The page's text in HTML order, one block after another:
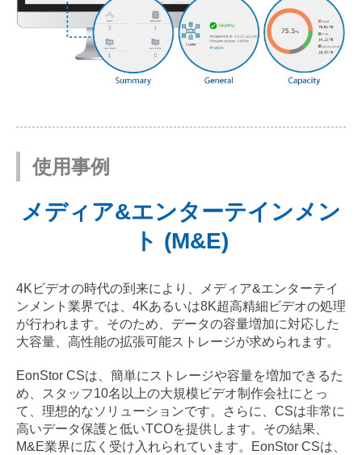
使用事例
メディア&エンターテインメン
ト (M&E)
4Kビデオの時代の到来により、メディア&エンターテイ
ンメント業界では、4Kあるいは8K超高精細ビデオの処理
が行われます。そのため、データの容量増加に対応した
大容量、高性能の拡張可能ストレージが求められます。
EonStor CSは、簡単にストレージや容量を増加できるた
め、スタッフ10名以上の大規模ビデオ制作会社にとっ
て、理想的なソリューションです。さらに、CSは非常に
高いデータ保護と低いTCOを提供します。その結果、
M&E業界に広く受け入れられています。EonStor CSは、